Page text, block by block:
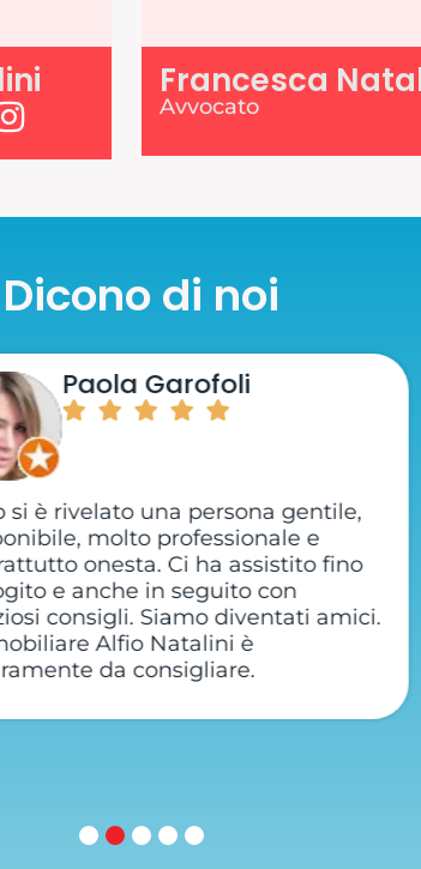
Francesca
Avvocato
Dicono di noi
Paola Garofoli
è rivelato una persona gentile,
molto professionale e
onesta. Ci ha assistito fino
e anche in seguito con
consigli. Siamo diventati amici.
Alfio Natalini è
da consigliare.